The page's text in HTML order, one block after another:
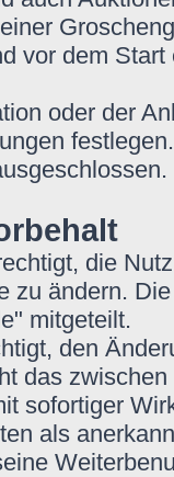
vor dem
oder der
festlegen.
die
zu ändern.
mitgeteilt.
den
das
sofortiger
als